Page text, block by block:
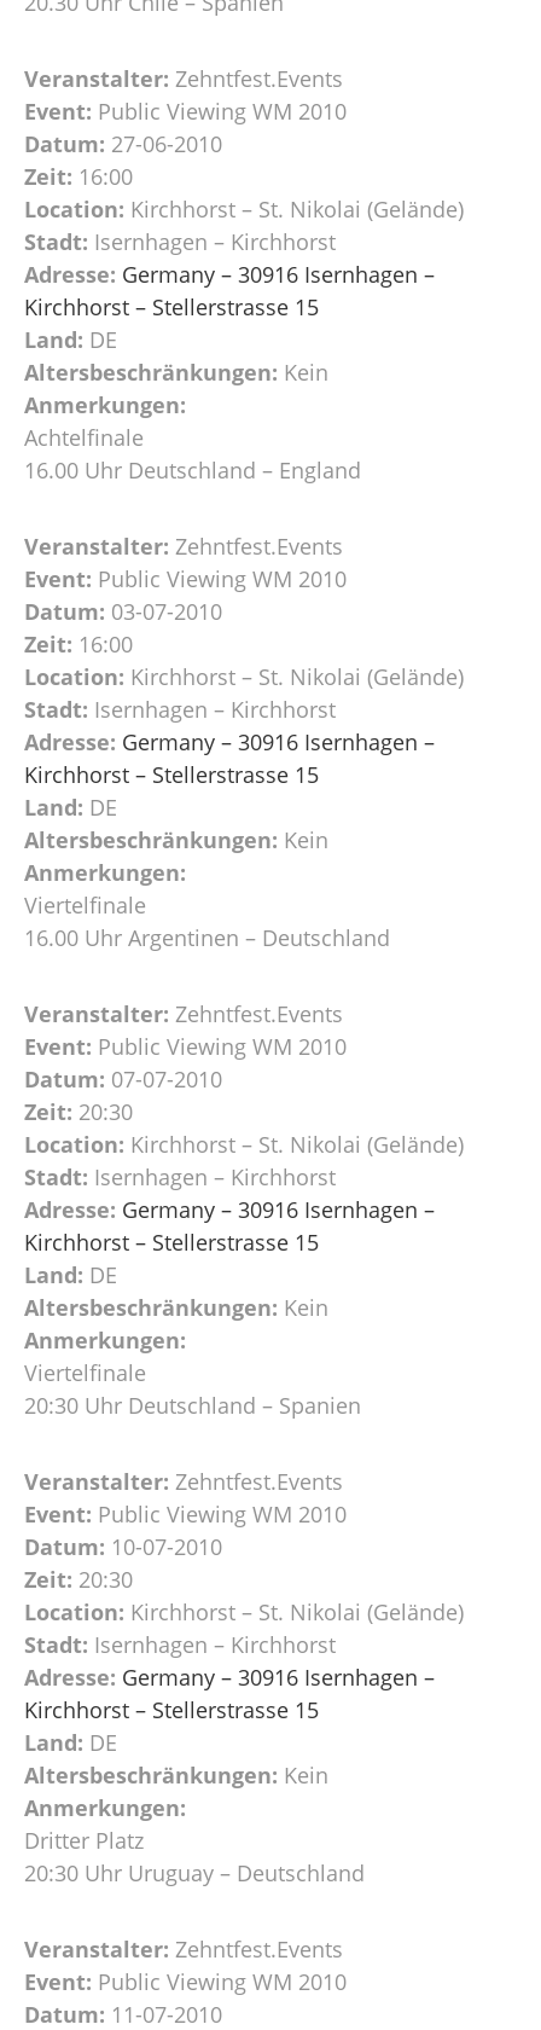
Veranstalter: Zehntfest.Events
Event: Public Viewing WM 2010
Datum: 27-06-2010
Zeit: 16:00
Location: Kirchhorst – St. Nikolai (Gelände)
Stadt: Isernhagen – Kirchhorst
Adresse: Germany – 30916 Isernhagen –
Kirchhorst – Stellerstrasse 15
Land: DE
Altersbeschränkungen: Kein
Anmerkungen:
Achtelfinale
16.00 Uhr Deutschland – England
Veranstalter: Zehntfest.Events
Event: Public Viewing WM 2010
Datum: 03-07-2010
Zeit: 16:00
Location: Kirchhorst – St. Nikolai (Gelände)
Stadt: Isernhagen – Kirchhorst
Adresse: Germany – 30916 Isernhagen –
Kirchhorst – Stellerstrasse 15
Land: DE
Altersbeschränkungen: Kein
Anmerkungen:
Viertelfinale
16.00 Uhr Argentinen – Deutschland
Veranstalter: Zehntfest.Events
Event: Public Viewing WM 2010
Datum: 07-07-2010
Zeit: 20:30
Location: Kirchhorst – St. Nikolai (Gelände)
Stadt: Isernhagen – Kirchhorst
Adresse: Germany – 30916 Isernhagen –
Kirchhorst – Stellerstrasse 15
Land: DE
Altersbeschränkungen: Kein
Anmerkungen:
Viertelfinale
20:30 Uhr Deutschland – Spanien
Veranstalter: Zehntfest.Events
Event: Public Viewing WM 2010
Datum: 10-07-2010
Zeit: 20:30
Location: Kirchhorst – St. Nikolai (Gelände)
Stadt: Isernhagen – Kirchhorst
Adresse: Germany – 30916 Isernhagen –
Kirchhorst – Stellerstrasse 15
Land: DE
Altersbeschränkungen: Kein
Anmerkungen:
Dritter Platz
20:30 Uhr Uruguay – Deutschland
Veranstalter: Zehntfest.Events
Event: Public Viewing WM 2010
Datum: 11-07-2010